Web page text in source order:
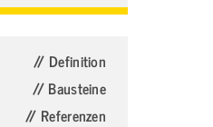
// Definition
// Bausteine
// Referenzen